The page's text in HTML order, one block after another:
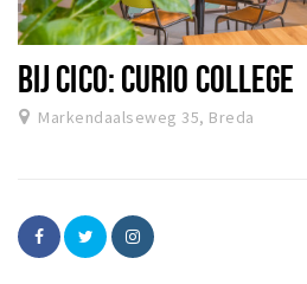
BIJ CICO: CURIO COLLEGE
Markendaalseweg 35, Breda